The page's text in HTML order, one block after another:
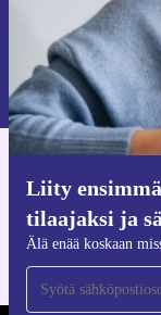
Liity
tilaajaksi ja
Älä enää koskaan
Lisätietoja